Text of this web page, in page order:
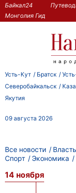
Байкал24
Монголия Гид
Усть-Кут Братск
Северобайкальск
Якутия
09 августа 2026
Все новости Власть
Спорт
Экономика
14 ноября